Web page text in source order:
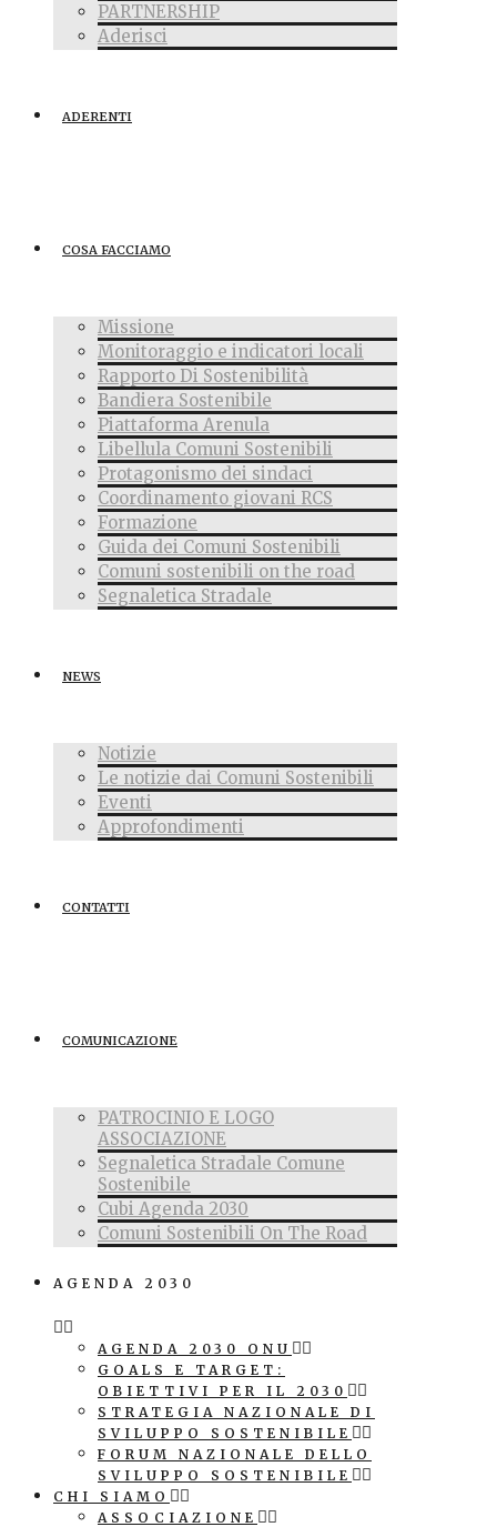
PARTNERSHIP
Aderisci
ADERENTI
COSA FACCIAMO
Missione
Monitoraggio e indicatori locali
Rapporto Di Sostenibilità
Bandiera Sostenibile
Piattaforma Arenula
Libellula Comuni Sostenibili
Protagonismo dei sindaci
Coordinamento giovani RCS
Formazione
Guida dei Comuni Sostenibili
Comuni sostenibili on the road
Segnaletica Stradale
NEWS
Notizie
Le notizie dai Comuni Sostenibili
Eventi
Approfondimenti
CONTATTI
COMUNICAZIONE
PATROCINIO E LOGO
ASSOCIAZIONE
Segnaletica Stradale Comune
Sostenibile
Cubi Agenda 2030
Comuni Sostenibili On The Road
AGENDA 2030
AGENDA 2030 ONU
GOALS E TARGET:
OBIETTIVI PER IL 2030
STRATEGIA NAZIONALE DI
SVILUPPO SOSTENIBILE
FORUM NAZIONALE DELLO
SVILUPPO SOSTENIBILE
CHI SIAMO
ASSOCIAZIONE